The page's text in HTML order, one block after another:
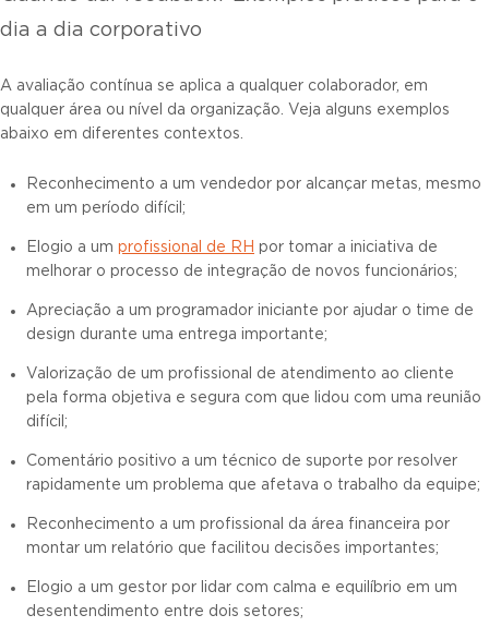
dia a dia corporativo
A avaliação contínua se aplica a qualquer colaborador, em
qualquer área ou nível da organização. Veja alguns exemplos
abaixo em diferentes contextos.
Reconhecimento a um vendedor por alcançar metas, mesmo
em um período difícil;
Elogio a um profissional de RH por tomar a iniciativa de
melhorar o processo de integração de novos funcionários;
Apreciação a um programador iniciante por ajudar o time de
design durante uma entrega importante;
Valorização de um profissional de atendimento ao cliente
pela forma objetiva e segura com que lidou com uma reunião
difícil;
Comentário positivo a um técnico de suporte por resolver
rapidamente um problema que afetava o trabalho da equipe;
Reconhecimento a um profissional da área financeira por
montar um relatório que facilitou decisões importantes;
Elogio a um gestor por lidar com calma e equilíbrio em um
desentendimento entre dois setores;